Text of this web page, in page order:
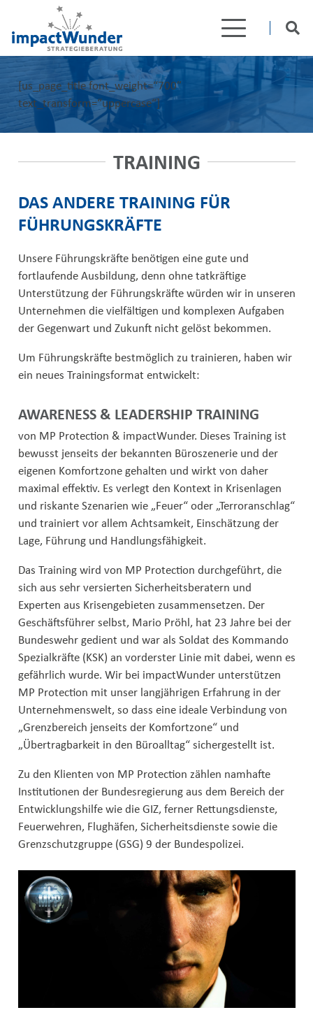
[us_page_title font_weight=“700″
text_transform=“uppercase“]
TRAINING
DAS ANDERE TRAINING FÜR
FÜHRUNGSKRÄFTE
Unsere Führungskräfte benötigen eine gute und
fortlaufende Ausbildung, denn ohne tatkräftige
Unterstützung der Führungskräfte würden wir in unseren
Unternehmen die vielfältigen und komplexen Aufgaben
der Gegenwart und Zukunft nicht gelöst bekommen.
Um Führungskräfte bestmöglich zu trainieren, haben wir
ein neues Trainingsformat entwickelt:
AWARENESS & LEADERSHIP TRAINING
von MP Protection & impactWunder. Dieses Training ist
bewusst jenseits der bekannten Büroszenerie und der
eigenen Komfortzone gehalten und wirkt von daher
maximal effektiv. Es verlegt den Kontext in Krisenlagen
und riskante Szenarien wie „Feuer“ oder „Terroranschlag“
und trainiert vor allem Achtsamkeit, Einschätzung der
Lage, Führung und Handlungsfähigkeit.
Das Training wird von MP Protection durchgeführt, die
sich aus sehr versierten Sicherheitsberatern und
Experten aus Krisengebieten zusammensetzen. Der
Geschäftsführer selbst, Mario Pröhl, hat 23 Jahre bei der
Bundeswehr gedient und war als Soldat des Kommando
Spezialkräfte (KSK) an vorderster Linie mit dabei, wenn es
gefährlich wurde. Wir bei impactWunder unterstützen
MP Protection mit unser langjährigen Erfahrung in der
Unternehmenswelt, so dass eine ideale Verbindung von
„Grenzbereich jenseits der Komfortzone“ und
„Übertragbarkeit in den Büroalltag“ sichergestellt ist.
Zu den Klienten von MP Protection zählen namhafte
Institutionen der Bundesregierung aus dem Bereich der
Entwicklungshilfe wie die GIZ, ferner Rettungsdienste,
Feuerwehren, Flughäfen, Sicherheitsdienste sowie die
Grenzschutzgruppe (GSG) 9 der Bundespolizei.